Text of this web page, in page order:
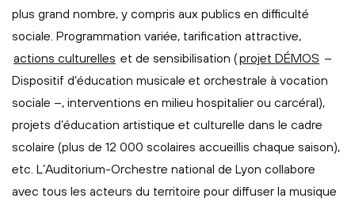
plus grand nombre, y compris aux publics en difficulté
sociale. Programmation variée, tarification attractive,
actions culturelles et de sensibilisation (projet DÉMOS –
Dispositif d’éducation musicale et orchestrale à vocation
sociale –, interventions en milieu hospitalier ou carcéral),
projets d’éducation artistique et culturelle dans le cadre
scolaire (plus de 12 000 scolaires accueillis chaque saison),
etc. L’Auditorium-Orchestre national de Lyon collabore
avec tous les acteurs du territoire pour diffuser la musique